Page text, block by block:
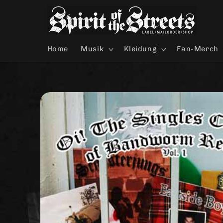
Home Musik Kleidung Fan-Merch
Zu
Produktinformationen